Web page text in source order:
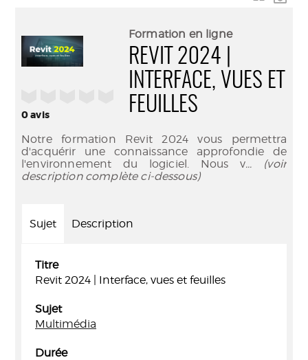
0avis
Formation en ligne
REVIT 2024 |
INTERFACE, VUES ET
FEUILLES
Notre formation Revit 2024 vous permettra
d'acquérir une connaissance approfondie de
l'environnement du logiciel. Nous v... (voir
description complète ci-dessous)
Sujet Description
Titre
Revit 2024 | Interface, vues et feuilles
Sujet
Multimédia
Durée